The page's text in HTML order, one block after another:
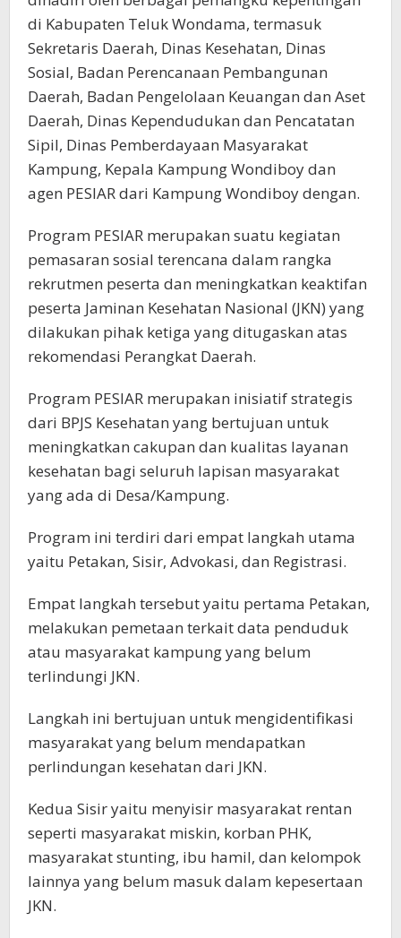
di Kabupaten Teluk Wondama, termasuk
Sekretaris Daerah, Dinas Kesehatan, Dinas
Sosial, Badan Perencanaan Pembangunan
Daerah, Badan Pengelolaan Keuangan dan Aset
Daerah, Dinas Kependudukan dan Pencatatan
Sipil, Dinas Pemberdayaan Masyarakat
Kampung, Kepala Kampung Wondiboy dan
agen PESIAR dari Kampung Wondiboy dengan.
Program PESIAR merupakan suatu kegiatan
pemasaran sosial terencana dalam rangka
rekrutmen peserta dan meningkatkan keaktifan
peserta Jaminan Kesehatan Nasional (JKN) yang
dilakukan pihak ketiga yang ditugaskan atas
rekomendasi Perangkat Daerah.
Program PESIAR merupakan inisiatif strategis
dari BPJS Kesehatan yang bertujuan untuk
meningkatkan cakupan dan kualitas layanan
kesehatan bagi seluruh lapisan masyarakat
yang ada di Desa/Kampung.
Program ini terdiri dari empat langkah utama
yaitu Petakan, Sisir, Advokasi, dan Registrasi.
Empat langkah tersebut yaitu pertama Petakan,
melakukan pemetaan terkait data penduduk
atau masyarakat kampung yang belum
terlindungi JKN.
Langkah ini bertujuan untuk mengidentifikasi
masyarakat yang belum mendapatkan
perlindungan kesehatan dari JKN.
Kedua Sisir yaitu menyisir masyarakat rentan
seperti masyarakat miskin, korban PHK,
masyarakat stunting, ibu hamil, dan kelompok
lainnya yang belum masuk dalam kepesertaan
JKN.